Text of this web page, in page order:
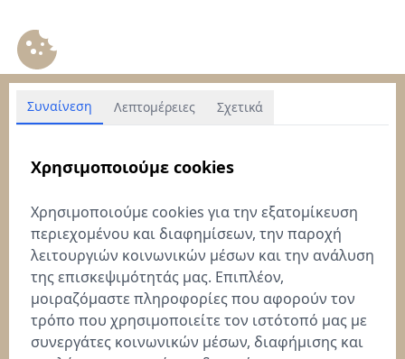
Συναίνεση Λεπτομέρειες Σχετικά
Χρησιμοποιούμε cookies
Χρησιμοποιούμε cookies για την εξατομίκευση
περιεχομένου και διαφημίσεων, την παροχή
λειτουργιών κοινωνικών μέσων και την ανάλυση
της επισκεψιμότητάς μας. Επιπλέον,
μοιραζόμαστε πληροφορίες που αφορούν τον
τρόπο που χρησιμοποιείτε τον ιστότοπό μας με
συνεργάτες κοινωνικών μέσων, διαφήμισης και